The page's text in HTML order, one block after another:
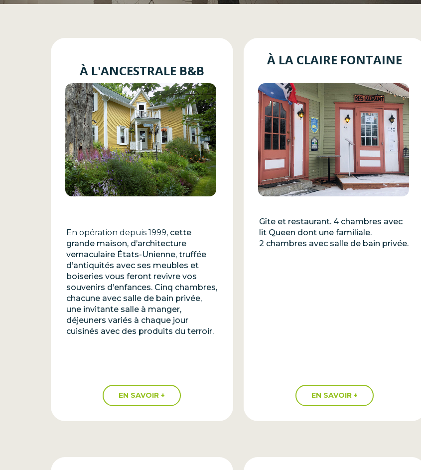
À L'ANCESTRALE B&B
En opération depuis 1999, cette
grande maison, d’architecture
vernaculaire États-Unienne, truffée
d’antiquités avec ses meubles et
boiseries vous feront revivre vos
souvenirs d’enfances. Cinq chambres,
chacune avec salle de bain privée,
une invitante salle à manger,
déjeuners variés à chaque jour
cuisinés avec des produits du terroir.
EN SAVOIR +
À LA CLAIRE FONTAINE
Gîte et restaurant. 4 chambres avec
lit Queen dont une familiale.
2 chambres avec salle de bain privée.
EN SAVOIR +